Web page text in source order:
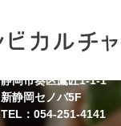
静岡スクール
静岡市葵区鷹匠1-1-1
新静岡セノバ5F
TEL：054-251-4141